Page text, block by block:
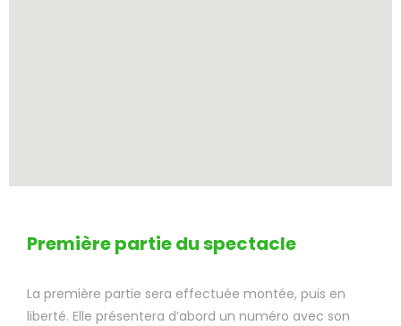
Première partie du spectacle
La première partie sera effectuée montée, puis en
liberté. Elle présentera d’abord un numéro avec son